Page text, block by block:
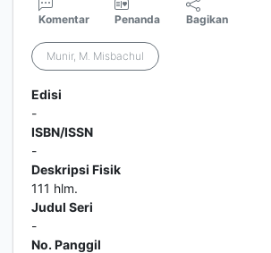
Komentar Penanda Bagikan
Munir, M. Misbachul
Edisi
-
ISBN/ISSN
-
Deskripsi Fisik
111 hlm.
Judul Seri
-
No. Panggil